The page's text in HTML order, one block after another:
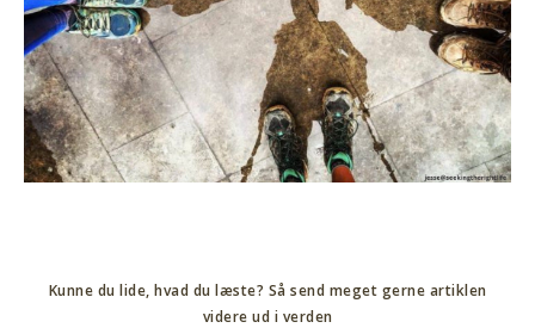
Kunne du lide, hvad du læste? Så send meget gerne artiklen
videre ud i verden